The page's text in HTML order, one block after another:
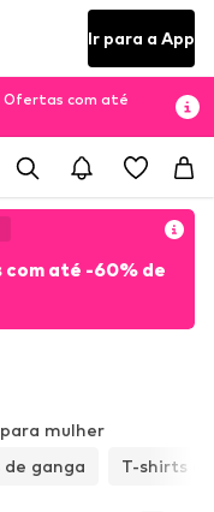
Ir para a App
Ofertas com até
até -60% de
mulher
de ganga T-shirts e